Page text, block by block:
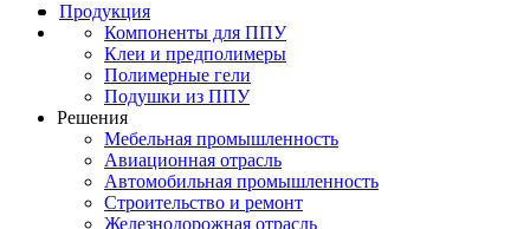
Продукция
Компоненты для ППУ
Клеи и предполимеры
Полимерные гели
Подушки из ППУ
Решения
Мебельная промышленность
Авиационная отрасль
Автомобильная промышленность
Строительство и ремонт
Железнодорожная отрасль